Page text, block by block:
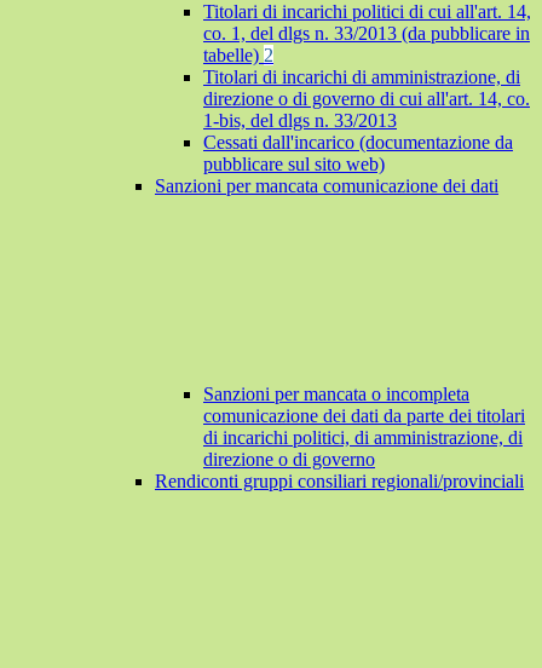
Titolari di incarichi politici di cui all'art. 14,
co. 1, del dlgs n. 33/2013 (da pubblicare in
tabelle) 2
Titolari di incarichi di amministrazione, di
direzione o di governo di cui all'art. 14, co.
1-bis, del dlgs n. 33/2013
Cessati dall'incarico (documentazione da
pubblicare sul sito web)
Sanzioni per mancata comunicazione dei dati
Sanzioni per mancata o incompleta
comunicazione dei dati da parte dei titolari
di incarichi politici, di amministrazione, di
direzione o di governo
Rendiconti gruppi consiliari regionali/provinciali